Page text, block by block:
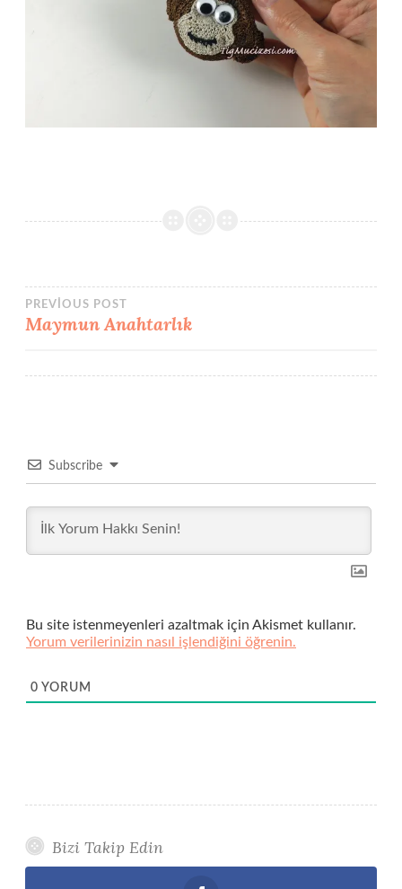
Yazı
PREVIOUS POST
Maymun Anahtarlık
Subscribe
Bu site istenmeyenleri azaltmak için Akismet kullanır.
Yorum verilerinizin nasıl işlendiğini öğrenin.
0 YORUM
Bizi Takip Edin